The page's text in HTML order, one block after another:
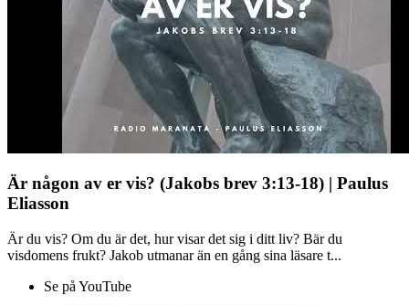
Är någon av er vis? (Jakobs brev 3:13-18) | Paulus
Eliasson
Är du vis? Om du är det, hur visar det sig i ditt liv? Bär du
visdomens frukt? Jakob utmanar än en gång sina läsare t...
Se på YouTube